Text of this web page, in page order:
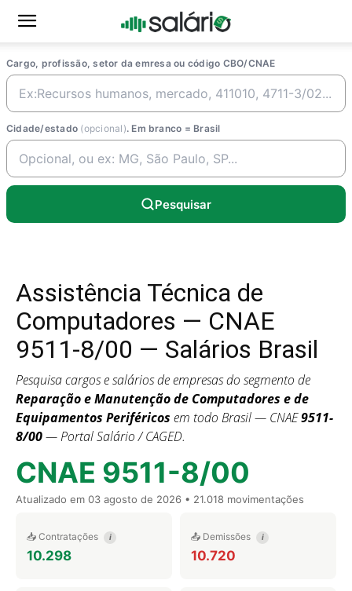
Cargo, profissão, setor da emresa ou código CBO/CNAE
Cidade/estado (opcional). Em branco = Brasil
Pesquisar
Assistência Técnica de
Computadores — CNAE
9511-8/00 — Salários Brasil
Pesquisa cargos e salários de empresas do segmento de
Reparação e Manutenção de Computadores e de
Equipamentos Periféricos em todo Brasil — CNAE9511-
8/00— Portal Salário / CAGED.
CNAE 9511-8/00
Atualizado em 03 agosto de 2026 • 21.018 movimentações
📥 Contratações i
10.298
📤 Demissões i
10.720